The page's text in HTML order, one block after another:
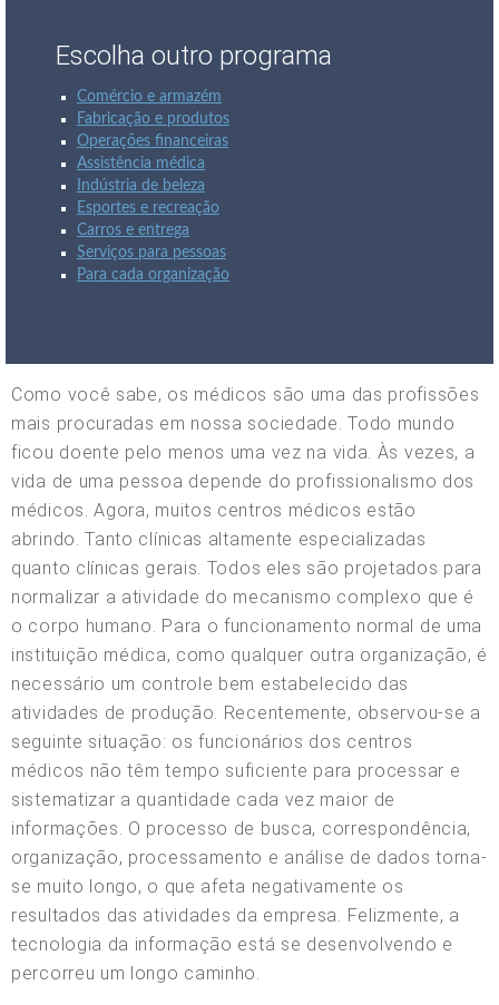
Escolha outro programa
Comércio e armazém
Fabricação e produtos
Operações financeiras
Assistência médica
Indústria de beleza
Esportes e recreação
Carros e entrega
Serviços para pessoas
Para cada organização
Como você sabe, os médicos são uma das profissões
mais procuradas em nossa sociedade. Todo mundo
ficou doente pelo menos uma vez na vida. Às vezes, a
vida de uma pessoa depende do profissionalismo dos
médicos. Agora, muitos centros médicos estão
abrindo. Tanto clínicas altamente especializadas
quanto clínicas gerais. Todos eles são projetados para
normalizar a atividade do mecanismo complexo que é
o corpo humano. Para o funcionamento normal de uma
instituição médica, como qualquer outra organização, é
necessário um controle bem estabelecido das
atividades de produção. Recentemente, observou-se a
seguinte situação: os funcionários dos centros
médicos não têm tempo suficiente para processar e
sistematizar a quantidade cada vez maior de
informações. O processo de busca, correspondência,
organização, processamento e análise de dados torna-
se muito longo, o que afeta negativamente os
resultados das atividades da empresa. Felizmente, a
tecnologia da informação está se desenvolvendo e
percorreu um longo caminho.